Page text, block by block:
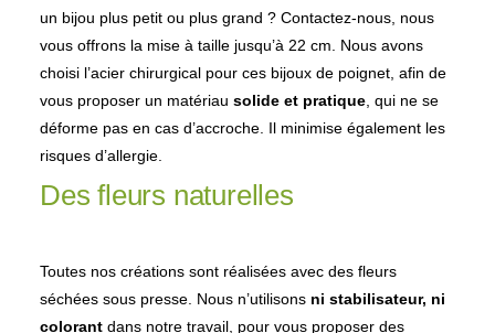
un bijou plus petit ou plus grand ? Contactez-nous, nous
vous offrons la mise à taille jusqu’à 22 cm. Nous avons
choisi l’acier chirurgical pour ces bijoux de poignet, afin de
vous proposer un matériau solide et pratique , qui ne se
déforme pas en cas d’accroche. Il minimise également les
risques d’allergie.
Des fleurs naturelles
Toutes nos créations sont réalisées avec des fleurs
séchées sous presse. Nous n’utilisons ni stabilisateur, ni
colorant dans notre travail, pour vous proposer des